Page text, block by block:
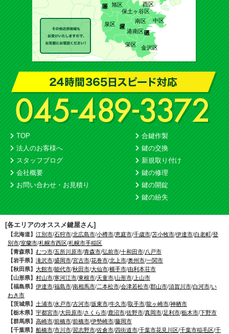
旭区
保土ヶ谷区
西区
泉区
港南区
南区 中区
金沢区
栄区
TOP
法人のお客様へ
スタッフブログ
会社概要
お問い合わせ・お見積り
合鍵作製
鍵の交換
新規取り付け
鍵の修理
鍵の開錠
鍵の紛失
[各エリアのオススメ鍵屋さん]
【北海道】 江別市/石狩市/北広島市/小樽市/恵庭市/千歳市/苫小牧市/伊達市/白老町/登
別市/室蘭市/札幌市西区/札幌市手稲区
【青森県】 むつ市/五所川原市/青森市/弘前市/十和田市/八戸市
【岩手県】 滝沢市/盛岡市/宮古市/花巻市/北上市/奥州市/一関市
【秋田県】 大館市/能代市/秋田市/大仙市/横手市/由利本荘市
【山形県】 村山市/寒河江市/東根市/天童市/山形市/ 上山市
【福島県】 伊達市/福島市/南相馬市/二本松市/会津若松市/郡山市/須賀川市/白河市/い
わき市
【茨城県】 土浦市/水戸市/古河市/坂東市/牛久市/取手市/龍ヶ崎市/神栖市
【栃木県】 宇都宮市/大田原市/さくら市/鹿沼市/佐野市/真岡市/足利市/栃木市/下野市
【群馬県】 高崎市/前橋市/前橋市/伊勢崎市/藤岡市
【千葉県】 船橋市/市川市/習志野市/佐倉市/四街道市/千葉市花見川区/千葉市稲毛区/千